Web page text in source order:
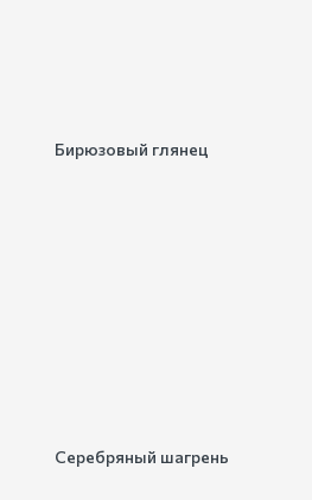
Бирюзовый глянец
Серебряный шагрень